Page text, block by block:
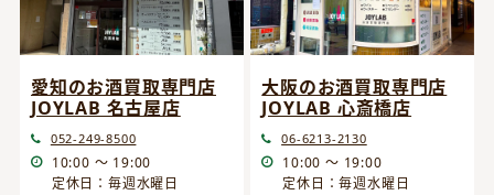
愛知のお酒買取専門店
JOYLAB 名古屋店
052-249-8500
10:00 ～ 19:00
定休日：毎週水曜日
大阪のお酒買取専門店
JOYLAB 心斎橋店
06-6213-2130
10:00 ～ 19:00
定休日：毎週水曜日